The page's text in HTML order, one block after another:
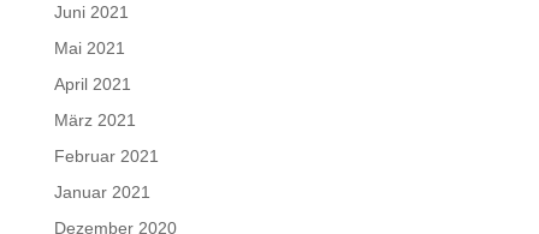
Juni 2021
Mai 2021
April 2021
März 2021
Februar 2021
Januar 2021
Dezember 2020